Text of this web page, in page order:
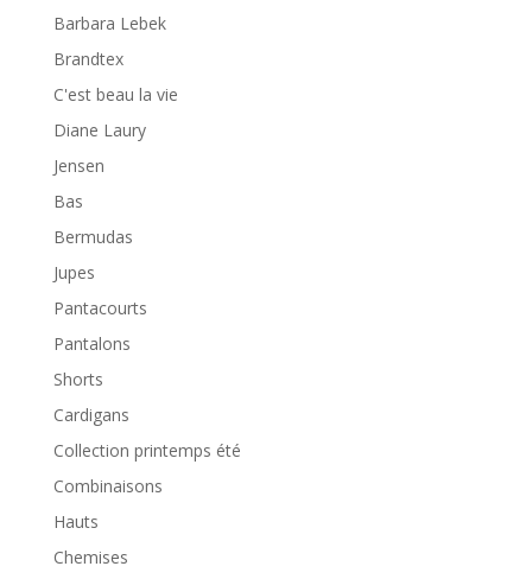
Barbara Lebek
Brandtex
C'est beau la vie
Diane Laury
Jensen
Bas
Bermudas
Jupes
Pantacourts
Pantalons
Shorts
Cardigans
Collection printemps été
Combinaisons
Hauts
Chemises